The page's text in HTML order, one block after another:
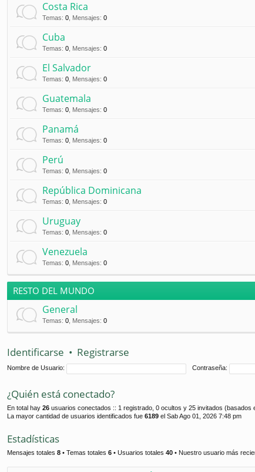
Costa Rica
Temas: 0 Mensajes: 0
Cuba
Temas: 0 Mensajes: 0
El Salvador
Temas: 0 Mensajes: 0
Guatemala
Temas: 0 Mensajes: 0
Panamá
Temas: 0 Mensajes: 0
Perú
Temas: 0 Mensajes: 0
República Dominicana
Temas: 0 Mensajes: 0
Uruguay
Temas: 0 Mensajes: 0
Venezuela
Temas: 0 Mensajes: 0
RESTO DEL MUNDO
General
Temas: 0 Mensajes: 0
Identificarse • Registrarse
Nombre de Usuario: Contraseña:
¿Quién está conectado?
En total hay 26 usuarios conectados :: 1 registrado, 0 ocultos y 25 invitados (basados
La mayor cantidad de usuarios identificados fue 6189 el Sab Ago 01, 2026 7:48 pm
Estadísticas
Mensajes totales 8 • Temas totales 6 • Usuarios totales 40 • Nuestro usuario más